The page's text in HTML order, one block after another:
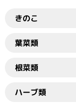
きのこ
葉菜類
根菜類
ハーブ類